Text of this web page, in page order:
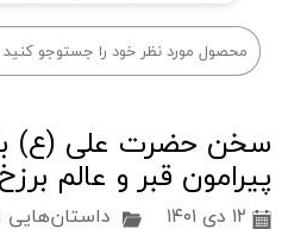
خروج از حساب کاربری
سخن حضرت علی (ع) با
پیرامون قبر و عالم برزخ
۱۲ دی ۱۴۰۱ داستان‌هایی